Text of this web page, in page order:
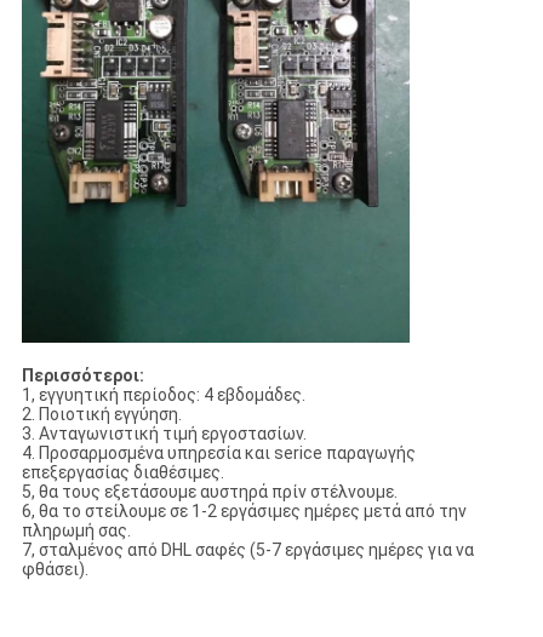
Περισσότεροι:
1, εγγυητική περίοδος: 4 εβδομάδες.
2. Ποιοτική εγγύηση.
3. Ανταγωνιστική τιμή εργοστασίων.
4. Προσαρμοσμένα υπηρεσία και serice παραγωγής
επεξεργασίας διαθέσιμες.
5, θα τους εξετάσουμε αυστηρά πρίν στέλνουμε.
6, θα το στείλουμε σε 1-2 εργάσιμες ημέρες μετά από την
πληρωμή σας.
7, σταλμένος από DHL σαφές (5-7 εργάσιμες ημέρες για να
φθάσει).